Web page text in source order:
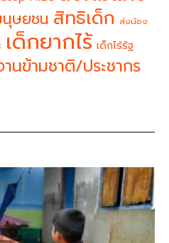
ษยชน สิทธิเด็ก ส่งน้อง
เด็กยากไร้ เด็กไร้รัฐ
นข้ามชาติ/ประชากร